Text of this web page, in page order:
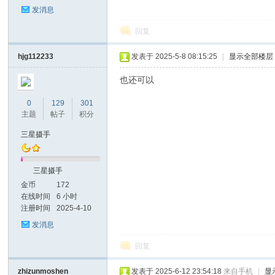
发消息
回复
hjg112233
0
主题
129
帖子
301
积分
三星摄手
三星摄手
金币
172
在线时间
6 小时
注册时间
2025-4-10
发消息
发表于 2025-5-8 08:15:25 显示全部楼层
也还可以
回复
zhizunmoshen 发表于 2025-6-12 23:54:18 来自手机 显